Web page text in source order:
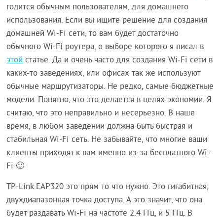
годится обычным пользователям, для домашнего
использования. Если вы ищите решение для создания
домашней Wi-Fi сети, то вам будет достаточно
обычного Wi-Fi роутера, о выборе которого я писал в
этойстатье. Да и очень часто для создания Wi-Fi сети в
каких-то заведениях, или офисах так же используют
обычные маршрутизаторы. Не редко, самые бюджетные
модели. Понятно, что это делается в целях экономии. Я
считаю, что это неправильно и несерьезно. В наше
время, в любом заведении должна быть быстрая и
стабильная Wi-Fi сеть. Не забывайте, что многие ваши
клиенты приходят к вам именно из-за бесплатного Wi-
Fi 🙂
TP-Link EAP320 это прям то что нужно. Это гигабитная,
двухдиапазонная точка доступа. А это значит, что она
будет раздавать Wi-Fi на частоте 2.4 ГГц, и 5 ГГц. В